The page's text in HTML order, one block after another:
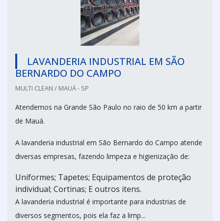
LAVANDERIA INDUSTRIAL EM SÃO
BERNARDO DO CAMPO
MULTI CLEAN / MAUÁ - SP
Atendemos na Grande São Paulo no raio de 50 km a partir
de Mauá.
A lavanderia industrial em São Bernardo do Campo atende
diversas empresas, fazendo limpeza e higienização de:
Uniformes; Tapetes; Equipamentos de proteção
individual; Cortinas; E outros itens.
A lavanderia industrial é importante para industrias de
diversos segmentos, pois ela faz a limp...